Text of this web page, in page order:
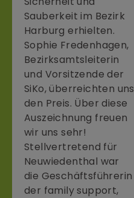
Sauberkeit im Bezirk
Harburg erhielten.
Sophie Fredenhagen,
Bezirksamtsleiterin
und Vorsitzende der
SiKo, überreichten uns
den Preis. Über diese
Auszeichnung freuen
wir uns sehr!
Stellvertretend für
Neuwiedenthal war
die Geschäftsführerin
der family support,